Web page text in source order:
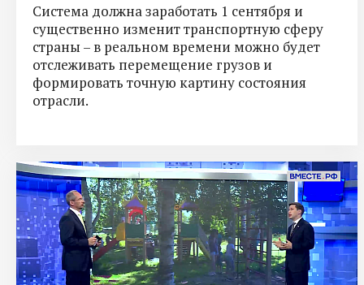
Система должна заработать 1 сентября и
существенно изменит транспортную сферу
страны – в реальном времени можно будет
отслеживать перемещение грузов и
формировать точную картину состояния
отрасли.